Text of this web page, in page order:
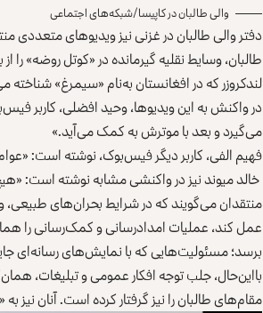
والی طالبان در کاپیسا/شبکه‌های اجتماعی
دفتر والی طالبان در غزنی نیز ویدیوهای
طالبان، وسایط نقلیه گیرمانده در «کوتل روضه» را
لندکروزر که در افغانستان به‌نام «سیمرغ»
در واکنش به این ویدیوها، وحید افضلی،
می‌گیرد و بعد با موترش به کمک می‌آید.»
فهیم الفی، کاربر دیگر فیس‌بوک، نوشته است:
خالد میوند نیز در واکنشی مشابه نوشته است:
منتقدان می‌گویند که در شرایط بحران‌های طبیعی،
عمل کند، عملیات امدادرسانی و کمک‌رسانی را
برسد؛ مسئولیت‌هایی که با نمایش‌های رسانه‌ای
بااین‌حال، جلب توجه افکار عمومی و تبلیغات،
مقام‌های طالبان را نیز گرفتار کرده است. آنان